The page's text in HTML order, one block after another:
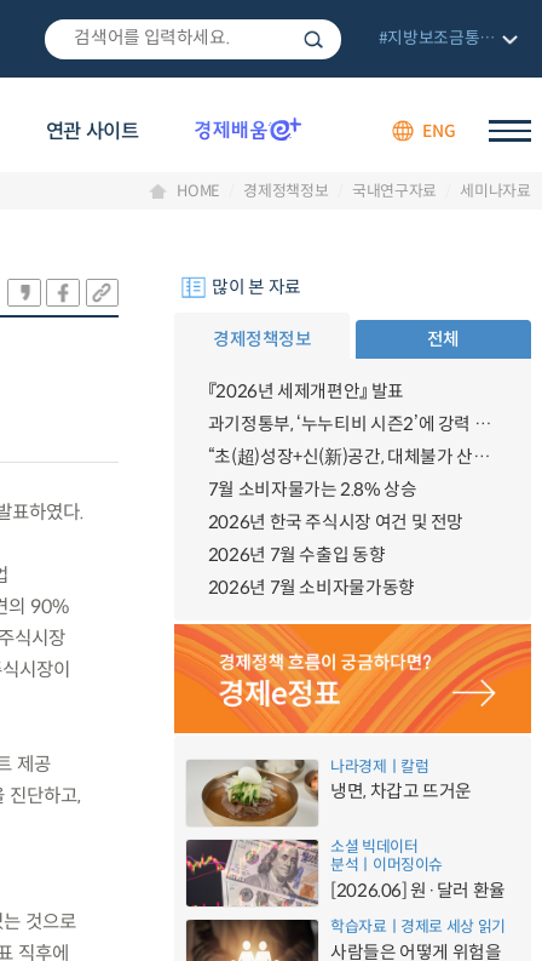
연관 사이트 ENG
#지방보조금통합관리망
HOME 경제정책정보 국내연구자료 세미나자료
표하였다.
의 90%
식시장
시장이
제공
진단하고,
것으로
직후에
많이 본 자료
경제정책정보 전체
『2026년 세제개편안』 발표
과기정통부, ‘누누티비 시즌2’에 강력 대응 의지 밝혀
“초(超)성장+신(新)공간, 대체불가 산업강국”
7월 소비자물가는 2.8% 상승
2026년 한국 주식시장 여건 및 전망
2026년 7월 수출입 동향
2026년 7월 소비자물가동향
나라경제ㅣ칼럼
냉면, 차갑고 뜨거운
소셜 빅데이터
분석ㅣ이머징이슈
[2026.06] 원·달러 환율
학습자료ㅣ경제로 세상 읽기
사람들은 어떻게 위험을